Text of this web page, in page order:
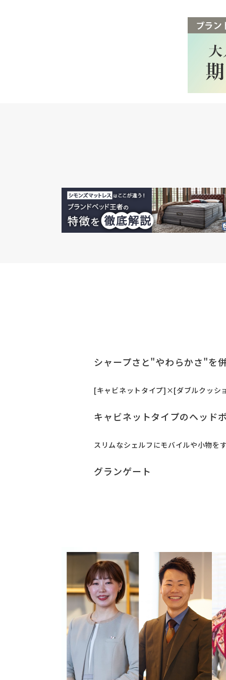
シャープさと"やわらかさ"を
[キャビネットタイプ]×[ダブルクッシ
キャビネットタイプのヘッド
スリムなシェルフにモバイルや小物を
グランゲート